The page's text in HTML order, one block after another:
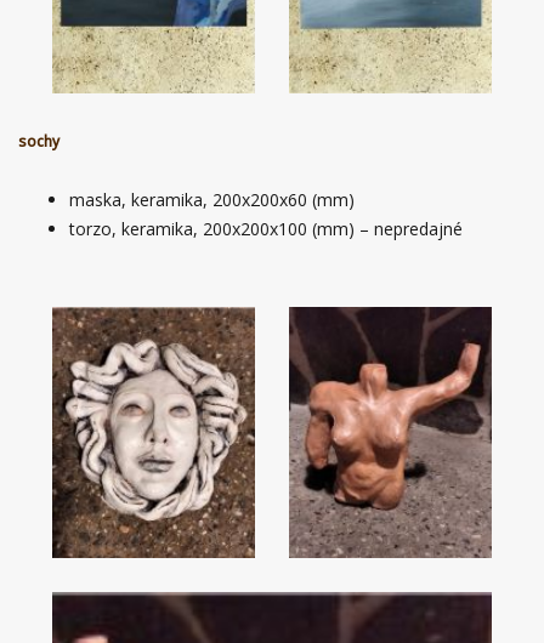
sochy
maska, keramika, 200x200x60 (mm)
torzo, keramika, 200x200x100 (mm) – nepredajné